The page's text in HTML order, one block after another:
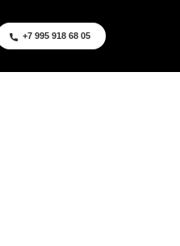
+7 995 918 68 05